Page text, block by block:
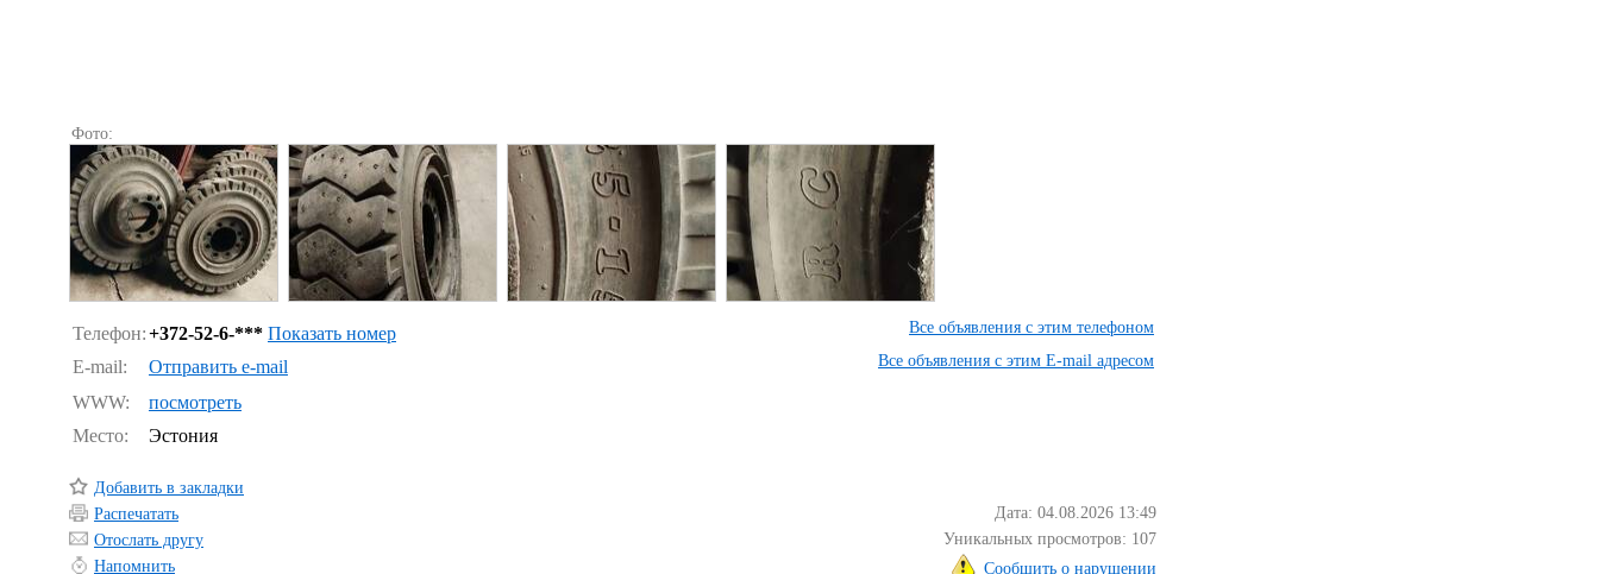
Фото:
Телефон:+372-52-6-*** Показать номер Все объявления с этим телефоном
E-mail: Отправить e-mail Все объявления с этим E-mail адресом
WWW:
посмотреть
Место:
Эстония
Добавить в закладки
Распечатать
Дата: 04.08.2026 13:49
Отослать другу
Уникальных просмотров: 107
Напомнить
Сообщить о нарушении